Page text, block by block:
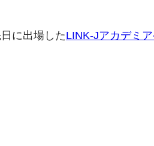
に出場したLINK-Jアカデミ